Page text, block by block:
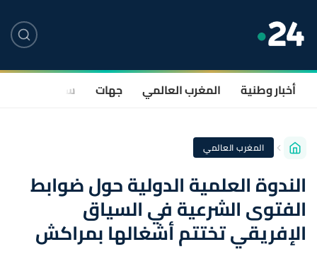
أخبار وطنية المغرب العالمي جهات سياسة
المغرب العالمي
الندوة العلمية الدولية حول ضوابط
الفتوى الشرعية في السياق
الإفريقي تختتم أشغالها بمراكش